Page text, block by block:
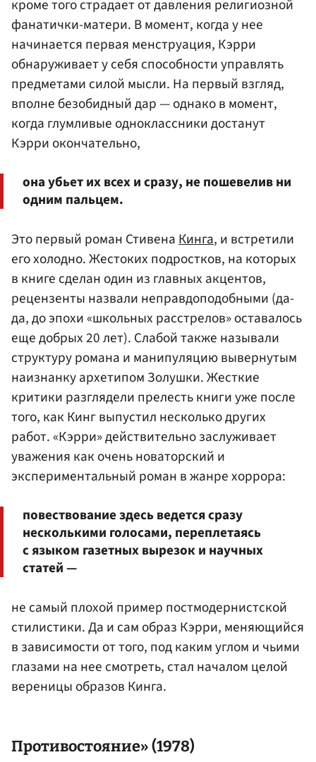
кроме того страдает от давления религиозной
фанатички-матери. В момент, когда у нее
начинается первая менструация, Кэрри
обнаруживает у себя способности управлять
предметами силой мысли. На первый взгляд,
вполне безобидный дар — однако в момент,
когда глумливые одноклассники достанут
Кэрри окончательно,
она убьет их всех и сразу, не пошевелив ни
одним пальцем.
Это первый роман СтивенаКинга, и встретили
его холодно. Жестоких подростков, на которых
в книге сделан один из главных акцентов,
рецензенты назвали неправдоподобными (да-
да, до эпохи «школьных расстрелов» оставалось
еще добрых 20 лет). Слабой также называли
структуру романа и манипуляцию вывернутым
наизнанку архетипом Золушки. Жесткие
критики разглядели прелесть книги уже после
того, как Кинг выпустил несколько других
работ. «Кэрри» действительно заслуживает
уважения как очень новаторский и
экспериментальный роман в жанре хоррора:
повествование здесь ведется сразу
несколькими голосами, переплетаясь
с языком газетных вырезок и научных
статей —
не самый плохой пример постмодернистской
стилистики. Да и сам образ Кэрри, меняющийся
в зависимости от того, под каким углом и чьими
глазами на нее смотреть, стал началом целой
вереницы образов Кинга.
Противостояние» (1978)